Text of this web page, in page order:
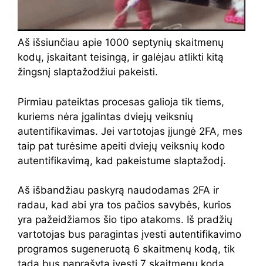
Aš išsiunčiau apie 1000 septynių skaitmenų
kodų, įskaitant teisingą, ir galėjau atlikti kitą
žingsnį slaptažodžiui pakeisti.
Pirmiau pateiktas procesas galioja tik tiems,
kuriems nėra įgalintas dviejų veiksnių
autentifikavimas. Jei vartotojas įjungė 2FA, mes
taip pat turėsime apeiti dviejų veiksnių kodo
autentifikavimą, kad pakeistume slaptažodį.
Aš išbandžiau paskyrą naudodamas 2FA ir
radau, kad abi yra tos pačios savybės, kurios
yra pažeidžiamos šio tipo atakoms. Iš pradžių
vartotojas bus paragintas įvesti autentifikavimo
programos sugeneruotą 6 skaitmenų kodą, tik